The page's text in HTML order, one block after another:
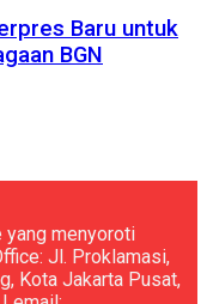
Baru untuk
BGN
yang menyoroti
Jl. Proklamasi,
Kota Jakarta Pusat,